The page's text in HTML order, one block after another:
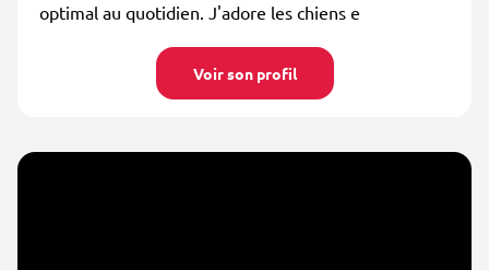
optimal au quotidien. J'adore les chiens e
Voir son profil